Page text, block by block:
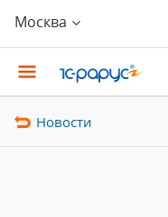
Москва
Новости